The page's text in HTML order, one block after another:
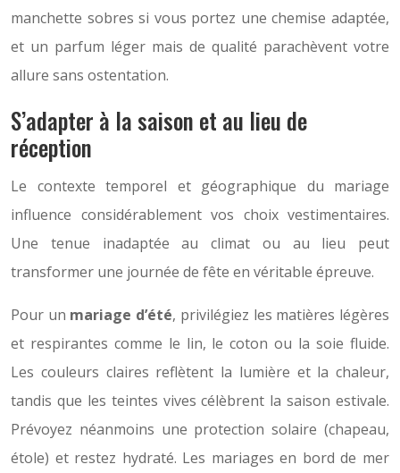
manchette sobres si vous portez une chemise adaptée,
et un parfum léger mais de qualité parachèvent votre
allure sans ostentation.
S’adapter à la saison et au lieu de
réception
Le contexte temporel et géographique du mariage
influence considérablement vos choix vestimentaires.
Une tenue inadaptée au climat ou au lieu peut
transformer une journée de fête en véritable épreuve.
Pour un mariage d’été, privilégiez les matières légères
et respirantes comme le lin, le coton ou la soie fluide.
Les couleurs claires reflètent la lumière et la chaleur,
tandis que les teintes vives célèbrent la saison estivale.
Prévoyez néanmoins une protection solaire (chapeau,
étole) et restez hydraté. Les mariages en bord de mer